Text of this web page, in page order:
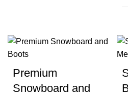
Premium
Snowboard and